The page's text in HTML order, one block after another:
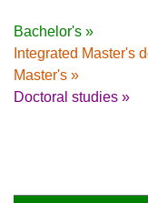
Bachelor's »
Integrated Master's
Master's »
Doctoral studies »